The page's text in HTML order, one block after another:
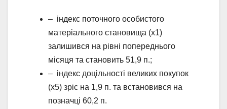
– індекс поточного особистого
матеріального становища (х1)
залишився на рівні попереднього
місяця та становить 51,9 п.;
– індекс доцільності великих покупок
(х5) зріс на 1,9 п. та встановився на
позначці 60,2 п.